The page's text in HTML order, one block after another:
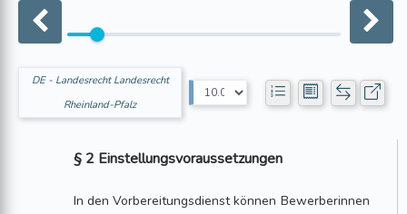
DE - Landesrecht Landesrecht
Rheinland-Pfalz
§ 2 Einstellungsvoraussetzungen
In den Vorbereitungsdienst können Bewerberinnen